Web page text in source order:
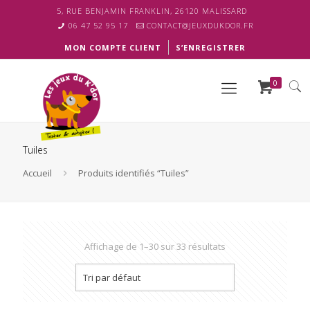
5, RUE BENJAMIN FRANKLIN, 26120 MALISSARD
06 47 52 95 17
CONTACT@JEUXDUKDOR.FR
MON COMPTE CLIENT S’ENREGISTRER
0
Tuiles
Accueil Produits identifiés “Tuiles”
Affichage de 1–30 sur 33 résultats